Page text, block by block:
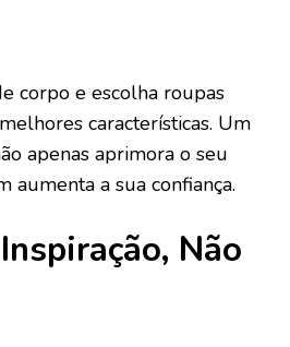
corpo e escolha roupas
características. Um
apenas aprimora o seu
aumenta a sua confiança.
Não